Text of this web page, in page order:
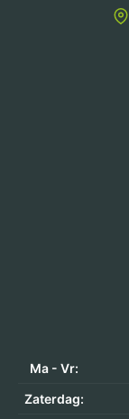
Ma - Vr:
Zaterdag: